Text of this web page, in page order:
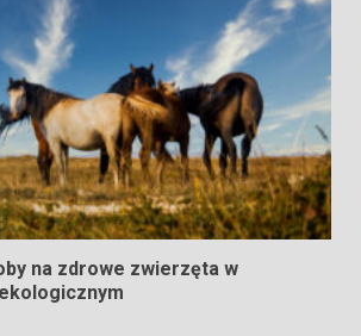
na zdrowe zwierzęta w